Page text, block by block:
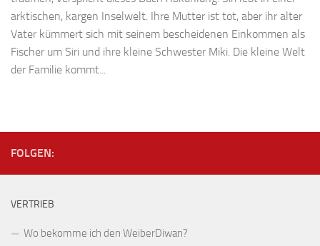
arktischen, kargen Inselwelt. Ihre Mutter ist tot, aber ihr alter
Vater kümmert sich mit seinem bescheidenen Einkommen als
Fischer um Siri und ihre kleine Schwester Miki. Die kleine Welt
der Familie kommt...
FOLGEN:
VERTRIEB
Wo bekomme ich den WeiberDiwan?